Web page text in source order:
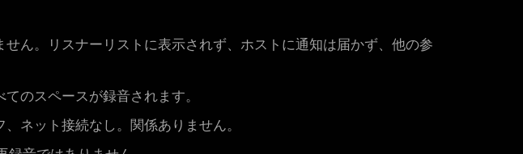
ん。リスナーリストに表示されず、ホストに通知は届かず、他の参
のスペースが録音されます。
ネット接続なし。関係ありません。